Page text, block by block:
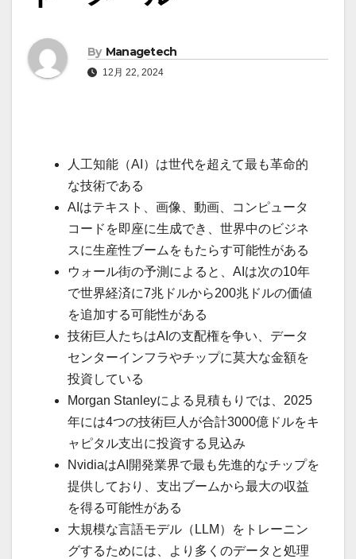
By Managetech
12月 22, 2024
人工知能（AI）は世代を超えて最も革命的
な技術である
AIはテキスト、画像、動画、コンピュータ
コードを即座に生成でき、世界中のビジネ
スに生産性ブームをもたらす可能性がある
ウォール街の予測によると、AIは次の10年
で世界経済に7兆ドルから200兆ドルの価値
を追加する可能性がある
技術巨人たちはAIの支配権を争い、データ
センターインフラやチップに莫大な金額を
投資している
Morgan Stanleyによる見積もりでは、2025
年には4つの技術巨人が合計3000億ドルをキ
ャピタル支出に投資する見込み
NvidiaはAI開発業界で最も先進的なチップを
提供しており、支出ブームから最大の収益
を得る可能性がある
大規模な言語モデル（LLM）をトレーニン
グするためには、より多くのデータと処理